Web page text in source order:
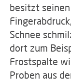
besitzt
Schnee
dort zum
Frostspalte
Proben aus